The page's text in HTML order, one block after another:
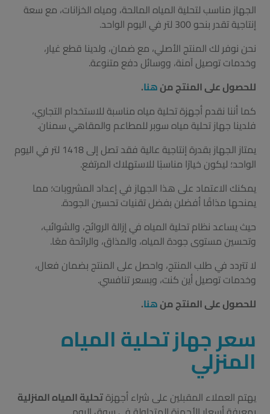
الجهاز مناسب لتحلية المياه المالحة، ومياه الخزانات، مع سعة
إنتاجية تقدر بنحو 300 لتر في اليوم الواحد.
نحن نوفر لك المنتج الأصلي، مع ضمان، ولدينا قطع غيار،
وخدمات توصيل آمنة، ووسائل دفع متنوعة.
للحصول على المنتج منهنا.
كما أننا نقدم أجهزة تحلية مياه مناسبة للاستخدام التجاري،
فلدينا جهاز تحلية مياه سوبر للمطاعم والمقاهي سمنان.
يمتاز الجهاز بقدرة إنتاجية عالية فقد تصل إلى 1418 لتر في اليوم
الواحد؛ ليكون خيارًا مناسبًا للاستهلاك المرتفع.
يمكنك الاعتماد على هذا الجهاز في إعداد المشروبات؛ مما
يمنحها مذاقًا أفضلن بفضل تقنيات تحسين الجودة.
حيث يساعد نظام تحلية المياه في إزالة الروائح، والشوائب،
وتحسين مستوى جودة المياه، والمذاق، والرائحة معًا.
لا تتردد في طلب المنتج، واحصل على المنتج بضمان فعال،
وخدمات توصيل أين كنت، وبسعر تنافسي.
للحصول على المنتج منهنا.
سعر جهاز تحلية المياه
المنزلي
يهتم العملاء المقبلين على شراء أجهزةتحلية المياه المنزلية